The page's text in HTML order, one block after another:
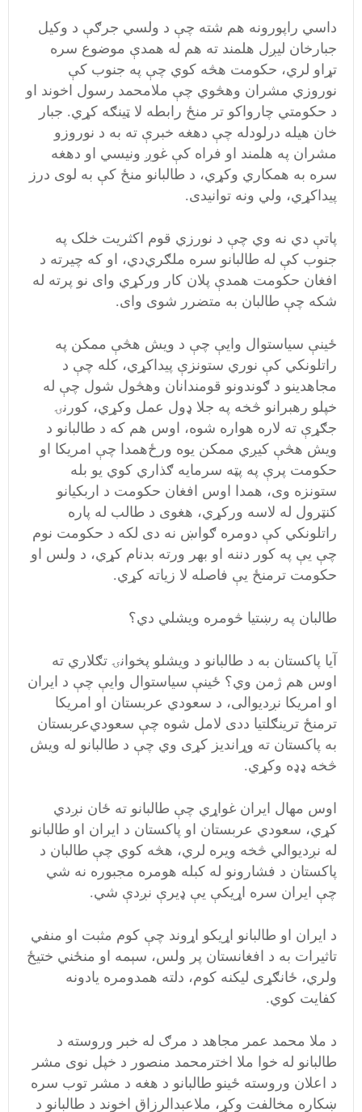
داسي راپورونه هم شته چې د ولسي جرګې د وکیل
جبارخان لیږل هلمند ته هم له همدې موضوع سره
تړاو لري، حکومت هڅه کوي چې په جنوب کې
نوروزي مشران وهڅوي چې ملامحمد رسول اخوند او
د حکومتي چارواکو تر منځ‌ رابطه لا ټینګه کړي. جبار
خان هیله درلودله چې دهغه خبرې ته به د نوروزو
مشران په هلمند او فراه کې غوږ ونیسي او دهغه
سره به همکاري وکړي،‌ د طالبانو منځ کې به لوی درز
پیداکړي، ‌ولي ونه توانیدی.
پاتې دي نه وي چې د نورزي‌ قوم اکثریت خلک په
جنوب کې له طالبانو سره ملګري‌دي،‌ او که چیرته د
افغان حکومت همدې پلان کار ورکړي وای نو پرته له
شکه چې طالبان به متضرر شوی وای.
ځینې سیاستوال وایې چې د ویش هڅې ممکن په
راتلونکي کې نوري ستونزې پیداکړي،‌ کله چې د
مجاهدینو د ګوندونو قومندانان وهڅول شول چې له
خپلو رهبرانو څخه په جلا ډول عمل وکړي، کورنۍ
جګړې ته لاره هواره شوه، اوس هم که د طالبانو د
ویش هڅې کیږي ممکن یوه ورځ‌همدا چې امریکا او
حکومت پرې په پټه سرمایه ګذاري کوي یو بله
ستونزه وی، همدا اوس افغان حکومت د اربکیانو
کنټرول له لاسه ورکړي، هغوی د طالب له پاره
راتلونکي کې دومره ګواښ نه دی لکه د حکومت نوم
چې یې په کور دننه او بهر ورته بدنام کړي، د ولس او
حکومت ترمنځ‌ یې فاصله لا زیاته کړي.
طالبان په رښتیا څومره ویشلي دي؟
آیا پاکستان به د طالبانو د ویشلو پخوانۍ تګلاري‌ ته
اوس هم ژمن وي؟ ځینې سیاستوال وایې چې د ایران
او امریکا نږدیوالی،‌ د سعودي عربستان او امریکا
ترمنځ‌ ترینګلتیا ددی لامل شوه چې سعودي‌عربستان
به پاکستان ته وړاندیز کړی وي چې د طالبانو له ویش
څخه ډډه وکړي.
اوس مهال ایران غواړي چې طالبانو ته ځان نږدي
کړي‌، سعودي عربستان او پاکستان د ایران او طالبانو
له نږدیوالي څخه ویره لري، هڅه کوي چې طالبان د
پاکستان د فشارونو له کبله هومره مجبوره نه شي
چې ایران سره اړیکې يې ډیرې نږدې شي.
د ایران او طالبانو اړیکو اړوند چې کوم مثبت او منفي
تاثیرات به د افغانستان پر ولس،‌ سېمه او منځني ختیځ‌
ولري، ځانګړی لیکنه کوم،‌ دلته همدومره یادونه
کفایت کوي.
د ملا محمد عمر مجاهد د مرګ له خبر وروسته د
طالبانو له خوا ملا اخترمحمد منصور د خپل نوی‌ مشر
د اعلان وروسته ځینو طالبانو د هغه د مشر توب سره
ښکاره مخالفت وکړ،‌ ملاعبدالرزاق اخوند د طالبانو د